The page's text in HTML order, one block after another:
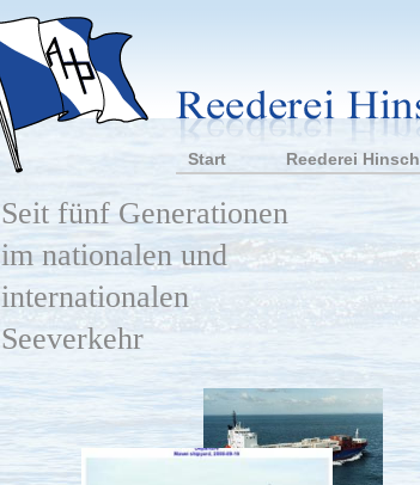
Start Reederei Hinsch
Seit fünf Generationen
im nationalen und
internationalen
Seeverkehr